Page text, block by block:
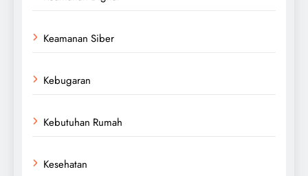
Keamanan Siber
Kebugaran
Kebutuhan Rumah
Kesehatan